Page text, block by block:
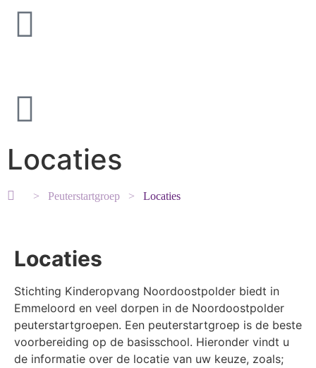
Locaties
> Peuterstartgroep > Locaties
Locaties
Stichting Kinderopvang Noordoostpolder biedt in
Emmeloord en veel dorpen in de Noordoostpolder
peuterstartgroepen. Een peuterstartgroep is de beste
voorbereiding op de basisschool. Hieronder vindt u
de informatie over de locatie van uw keuze, zoals;